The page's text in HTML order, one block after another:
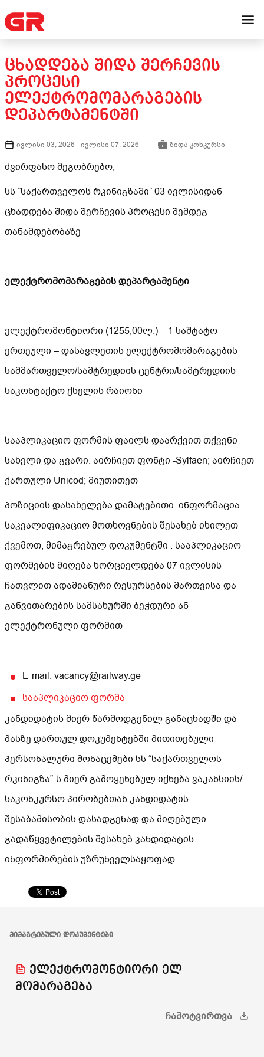
ᲪᲮᲐᲓᲓᲔᲑᲐ ᲨᲘᲓᲐ ᲨᲔᲠᲩᲔᲕᲘᲡ
ᲞᲠᲝᲪᲔᲡᲘ
ᲔᲚᲔᲥᲢᲠᲝᲛᲝᲛᲐᲠᲐᲒᲔᲑᲘᲡ
ᲓᲔᲞᲐᲠᲢᲐᲛᲔᲜᲢᲨᲘ
ივლისი 03, 2026 -ივლისი 07, 2026 შიდა კონკურსი
ძვირფასო მეგობრებო,
სს ”საქართველოს რკინიგზაში” 03 ივლისიდან
ცხადდება შიდა შერჩევის პროცესი შემდეგ
თანამდებობაზე
ელექტრომომარაგების დეპარტამენტი
ელექტრომონტიორი (1255,00ლ.) – 1 საშტატო
ერთეული – დასავლეთის ელექტრომომარაგების
სამმართველო/სამტრედიის ცენტრი/სამტრედიის
საკონტაქტო ქსელის რაიონი
სააპლიკაციო ფორმის ფაილს დაარქვით თქვენი
სახელი და გვარი. აირჩიეთ ფონტი -Sylfaen; აირჩიეთ
ქართული Unicod; მიუთითეთ
პოზიციის დასახელება დამატებითი ინფორმაცია
საკვალიფიკაციო მოთხოვნების შესახებ იხილეთ
ქვემოთ, მიმაგრებულ დოკუმენტში . სააპლიკაციო
ფორმების მიღება ხორციელდება 07 ივლისის
ჩათვლით ადამიანური რესურსების მართვისა და
განვითარების სამსახურში ბეჭდური ან
ელექტრონული ფორმით
E-mail: vacancy@railway.ge
სააპლიკაციო ფორმა
კანდიდატის მიერ წარმოდგენილ განაცხადში და
მასზე დართულ დოკუმენტებში მითითებული
პერსონალური მონაცემები სს “საქართველოს
რკინიგზა”-ს მიერ გამოყენებულ იქნება ვაკანსიის/
საკონკურსო პირობებთან კანდიდატის
შესაბამისობის დასადგენად და მიღებული
გადაწყვეტილების შესახებ კანდიდატის
ინფორმირების უზრუნველსაყოფად.
ᲛᲘᲛᲐᲒᲠᲔᲑᲣᲚᲘ ᲓᲝᲙᲣᲛᲔᲜᲢᲔᲑᲘ
ელექტრომონტიორი ელ
მომარაგება
ᲩᲐᲛᲝᲢᲕᲘᲠᲗᲕᲐ